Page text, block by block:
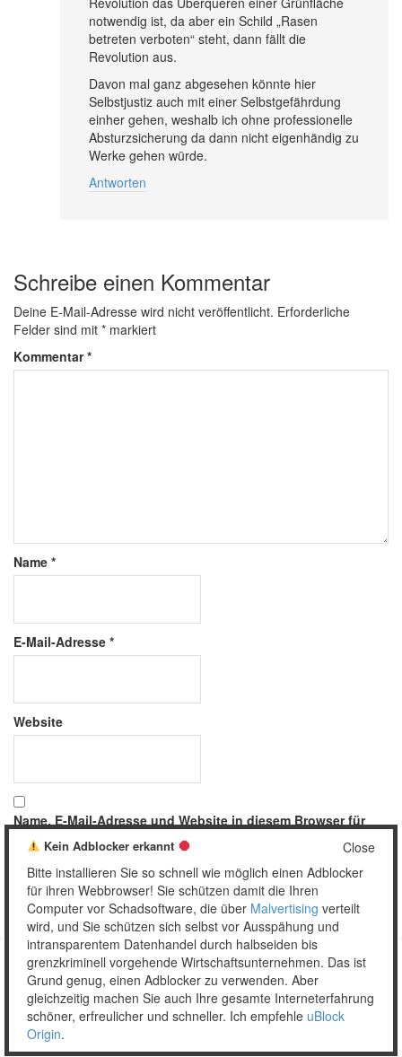
notwendig ist, da aber ein Schild „Rasen
betreten verboten“ steht, dann fällt die
Revolution aus.
Davon mal ganz abgesehen könnte hier
Selbstjustiz auch mit einer Selbstgefährdung
einher gehen, weshalb ich ohne professionelle
Absturzsicherung da dann nicht eigenhändig zu
Werke gehen würde.
Antworten
Schreibe einen Kommentar
Deine E-Mail-Adresse wird nicht veröffentlicht. Erforderliche
Felder sind mit * markiert
Kommentar*
Name *
E-Mail-Adresse *
Website
Name, E-Mail-Adresse und Website in diesem Browser für
meinen nächsten Kommentar speichern.
Copyright © 2026 Unser täglich Spam.
MobileWordPress Theme by themehall.com
Close
Kein Adblocker erkannt
Bitte installieren Sie so schnell wie möglich einen Adblocker
für ihren Webbrowser! Sie schützen damit die Ihren
Computer vor Schadsoftware, die über Malvertising verteilt
wird, und Sie schützen sich selbst vor Ausspähung und
intransparentem Datenhandel durch halbseiden bis
grenzkriminell vorgehende Wirtschaftsunternehmen. Das ist
Grund genug, einen Adblocker zu verwenden. Aber
gleichzeitig machen Sie auch Ihre gesamte Interneterfahrung
schöner, erfreulicher und schneller. Ich empfehle uBlock
Origin.